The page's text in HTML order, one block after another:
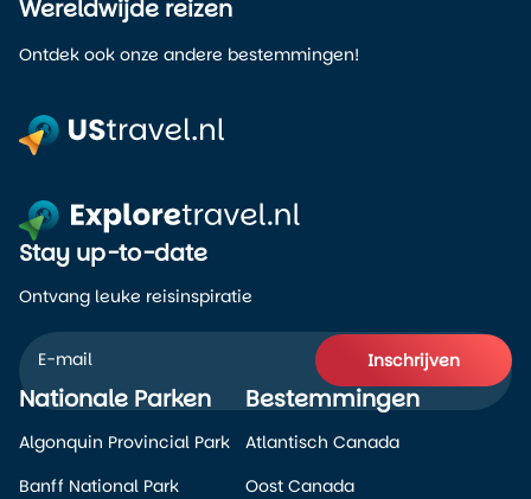
Wereldwijde reizen
Ontdek ook onze andere bestemmingen!
Nationale Parken
Algonquin Provincial Park
Banff National Park
Bestemmingen
Atlantisch Canada
Oost Canada
Stay up-to-date
Ontvang leuke reisinspiratie
Inschrijven
Alternative: